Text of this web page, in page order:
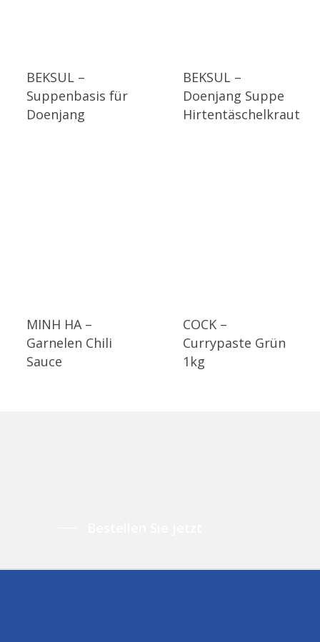
BEKSUL –
Suppenbasis für
Doenjang
BEKSUL –
Doenjang Suppe
Hirtentäschelkraut
MINH HA –
Garnelen Chili
Sauce
COCK –
Currypaste Grün
1kg